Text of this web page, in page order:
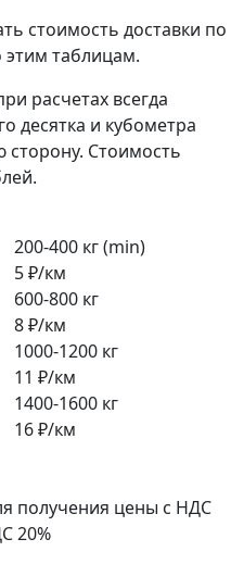
стоимость доставки по
таблицам.
расчетах всегда
десятка и кубометра
сторону. Стоимость
200-400 кг (min)
5 ₽/км
600-800 кг
8 ₽/км
1000-1200 кг
11 ₽/км
1400-1600 кг
16 ₽/км
получения цены с НДС
20%